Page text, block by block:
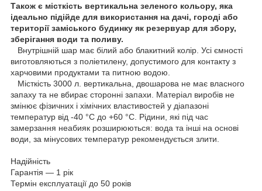
Також є місткість вертикальна зеленого кольору, яка
ідеально підійде для використання на дачі, городі або
території заміського будинку як резервуар для збору,
зберігання води та поливу.
Внутрішній шар має білий або блакитний колір. Усі ємності
виготовляються з поліетилену, допустимого для контакту з
харчовими продуктами та питною водою.
Місткість 3000 л. вертикальна, двошарова не має власного
запаху та не вбирає сторонні запахи. Матеріал виробів не
змінює фізичних і хімічних властивостей у діапазоні
температур від -40 °C до +60 °C. Рідини, які під час
замерзання неабияк розширюються: вода та інші на основі
води, за мінусових температур рекомендується злити.
Надійність
Гарантія — 1 рік
Термін експлуатації до 50 років